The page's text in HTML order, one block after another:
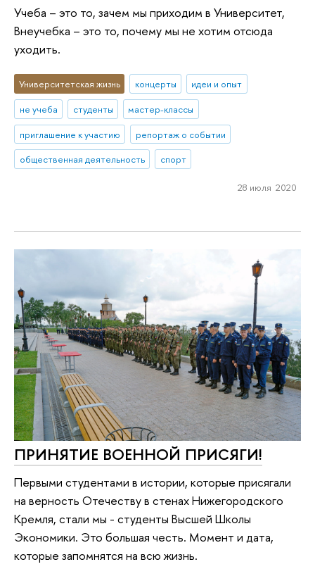
Учеба – это то, зачем мы приходим в Университет,
Внеучебка – это то, почему мы не хотим отсюда
уходить.
Университетская жизнь концерты
идеи и опыт
не учеба
студенты
мастер-классы
приглашение к участию
репортаж о событии
общественная деятельность
спорт
28 июля 2020
ПРИНЯТИЕ ВОЕННОЙ ПРИСЯГИ!
Первыми студентами в истории, которые присягали
на верность Отечеству в стенах Нижегородского
Кремля, стали мы - студенты Высшей Школы
Экономики. Это большая честь. Момент и дата,
которые запомнятся на всю жизнь.